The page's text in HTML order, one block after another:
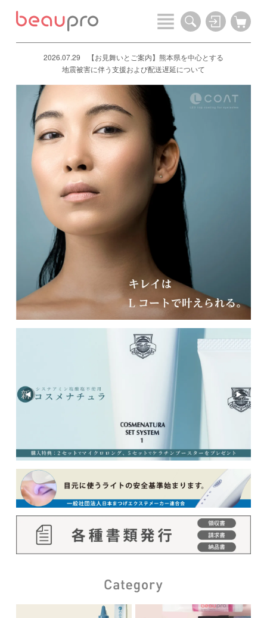
2026.07.29 【お見舞いとご案内】熊本県を中心とする
地震被害に伴う支援および配送遅延について